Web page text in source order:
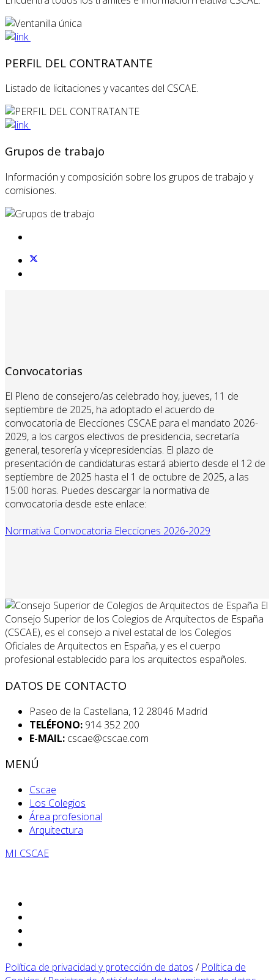
PERFIL DEL CONTRATANTE
Listado de licitaciones y vacantes del CSCAE.
Grupos de trabajo
Información y composición sobre los grupos de trabajo y
comisiones.
Convocatorias
El Pleno de consejero/as celebrado hoy, jueves, 11 de
septiembre de 2025, ha adoptado el acuerdo de
convocatoria de Elecciones CSCAE para el mandato 2026-
2029, a los cargos electivos de presidencia, secretaría
general, tesorería y vicepresidencias. El plazo de
presentación de candidaturas estará abierto desde el 12 de
septiembre de 2025 hasta el 1 de octubre de 2025, a las
15:00 horas. Puedes descargar la normativa de
convocatoria desde este enlace:
Normativa Convocatoria Elecciones 2026-2029
El
Consejo Superior de los Colegios de Arquitectos de España
(CSCAE), es el consejo a nivel estatal de los Colegios
Oficiales de Arquitectos en España, y es el cuerpo
profesional establecido para los arquitectos españoles.
DATOS DE CONTACTO
Paseo de la Castellana, 12 28046 Madrid
TELÉFONO: 914 352 200
E-MAIL: cscae@cscae.com
MENÚ
Cscae
Los Colegios
Área profesional
Arquitectura
MI CSCAE
Política de privacidad y protección de datos / Política de